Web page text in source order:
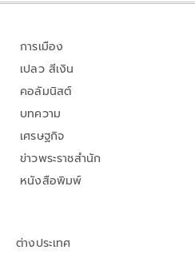
การเมือง
เปลว สีเงิน
คอลัมนิสต์
บทความ
เศรษฐกิจ
ข่าวพระราชสำนัก
หนังสือพิมพ์
ต่างประเทศ